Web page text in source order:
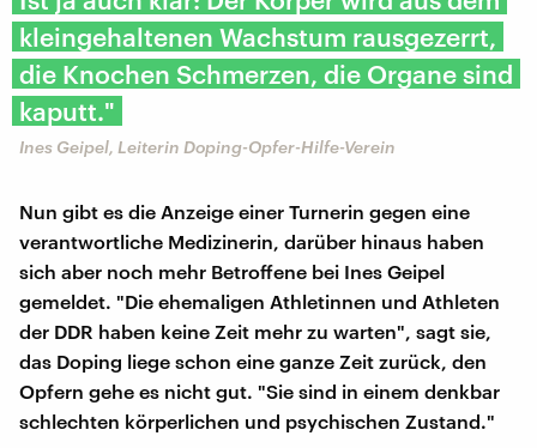
kleingehaltenen Wachstum rausgezerrt,
die Knochen Schmerzen, die Organe sind
kaputt."
Ines Geipel, Leiterin Doping-Opfer-Hilfe-Verein
Nun gibt es die Anzeige einer Turnerin gegen eine
verantwortliche Medizinerin, darüber hinaus haben
sich aber noch mehr Betroffene bei Ines Geipel
gemeldet. "Die ehemaligen Athletinnen und Athleten
der DDR haben keine Zeit mehr zu warten", sagt sie,
das Doping liege schon eine ganze Zeit zurück, den
Opfern gehe es nicht gut. "Sie sind in einem denkbar
schlechten körperlichen und psychischen Zustand."